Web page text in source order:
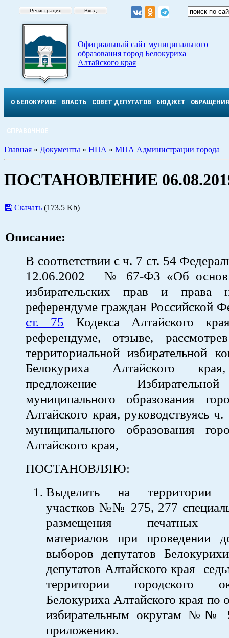
Регистрация Вход
Официальный сайт муниципального
образования город Белокуриха
Алтайского края
О БЕЛОКУРИХЕ ВЛАСТЬ СОВЕТ ДЕПУТАТОВ БЮДЖЕТ ОБРАЩЕНИЯ
СПРАВОЧНОЕ
Главная » Документы » НПА » МПА Администрации города
ПОСТАНОВЛЕНИЕ
Скачать (173.5 Kb)
Описание:
В соответствии с ч. 7 ст. 54
12.06.2002 № 67-ФЗ «Об
избирательских прав и права
референдуме граждан Российской
ст. 75 Кодекса Алтайского
референдуме, отзыве,
территориальной избирательной
Белокуриха Алтайского
предложение
муниципального образования
Алтайского края, руководствуясь
муниципального образования
Алтайского края,
ПОСТАНОВЛЯЮ:
Выделить на территории
участков №№ 275, 277
размещения печатных
материалов при проведении
выборов депутатов
депутатов Алтайского края
территории городского
Белокуриха Алтайского края по
избирательным округам №№
приложению.